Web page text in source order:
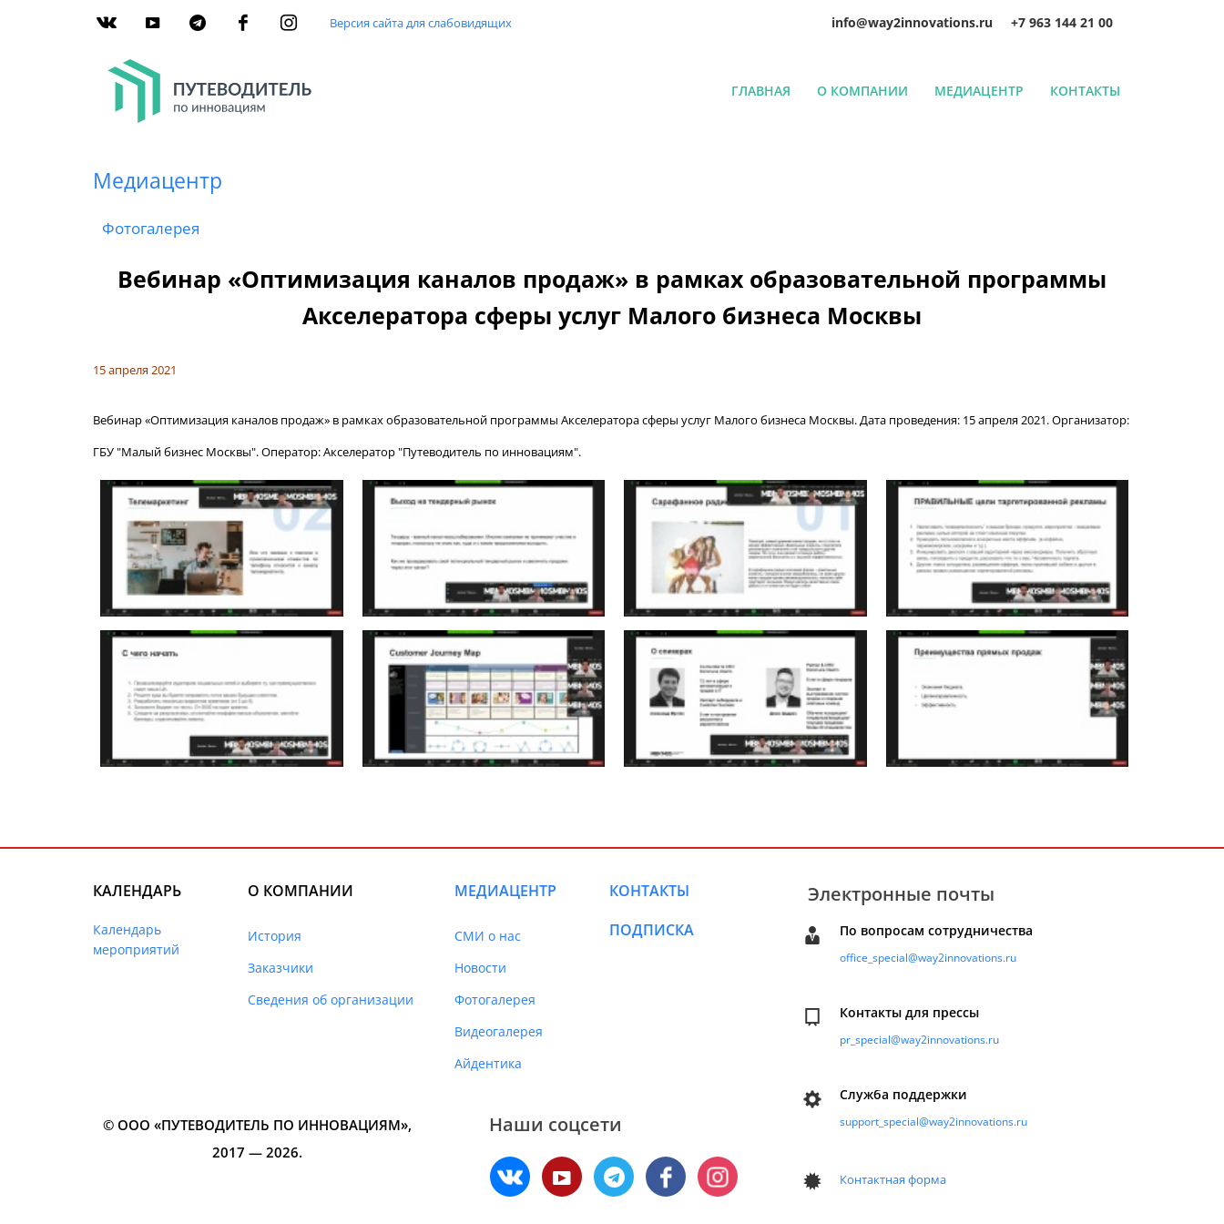
Версия сайта для слабовидящих info@way2innovations.ru +7 963 144 21 00
ГЛАВНАЯ О КОМПАНИИ МЕДИАЦЕНТР КОНТАКТЫ
Медиацентр
Фотогалерея
Вебинар «Оптимизация каналов продаж» в рамках образовательной программы
Акселератора сферы услуг Малого бизнеса Москвы
15 апреля 2021
Вебинар «Оптимизация каналов продаж» в рамках образовательной программы Акселератора сферы услуг Малого бизнеса Москвы. Дата проведения: 15 апреля 2021. Организатор:
ГБУ "Малый бизнес Москвы". Оператор: Акселератор "Путеводитель по инновациям".
КАЛЕНДАРЬ
Календарь
мероприятий
О КОМПАНИИ
История
Заказчики
Сведения об организации
МЕДИАЦЕНТР
СМИ о нас
Новости
Фотогалерея
Видеогалерея
Айдентика
КОНТАКТЫ
ПОДПИСКА
© ООО «ПУТЕВОДИТЕЛЬ ПО ИННОВАЦИЯМ»‎,
2017 — 2026.
Наши соцсети
Электронные почты
По вопросам сотрудничества
office_special@way2innovations.ru
Контакты для прессы
pr_special@way2innovations.ru
Служба поддержки
support_special@way2innovations.ru
Контактная форма